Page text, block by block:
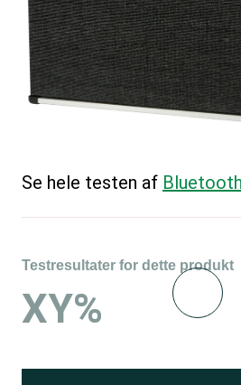
Se hele testen af
Testresultater for dette produkt
XY%